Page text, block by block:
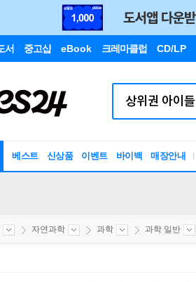
서 중고샵 eBook 크레마클럽 CD/LP
베스트 신상품 이벤트 바이백 매장안내
자연과학 과학 과학 일반